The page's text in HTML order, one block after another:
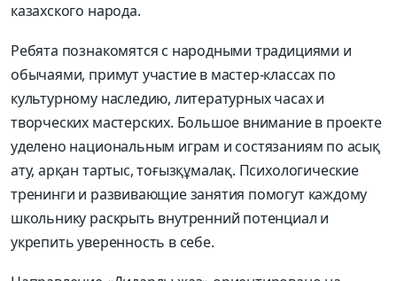
казахского народа.
Ребята познакомятся с народными традициями и
обычаями, примут участие в мастер-классах по
культурному наследию, литературных часах и
творческих мастерских. Большое внимание в проекте
уделено национальным играм и состязаниям по асық
ату, арқан тартыс, тоғызқұмалақ. Психологические
тренинги и развивающие занятия помогут каждому
школьнику раскрыть внутренний потенциал и
укрепить уверенность в себе.